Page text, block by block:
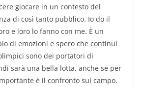
giocare in un contesto del
di così tanto pubblico. Io do il
e loro lo fanno con me. È un
di emozioni e spero che continui
sono dei portatori di
sarà una bella lotta, anche se per
è il confronto sul campo.